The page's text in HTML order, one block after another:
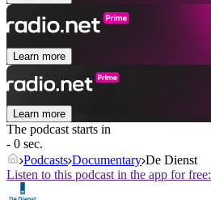
Learn more
Learn more
The podcast starts in
- 0 sec.
Podcasts Documentary De Dienst
Listen to this podcast in the app for free: